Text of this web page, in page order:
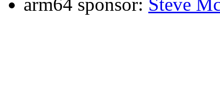
arm64 sponsor: Steve